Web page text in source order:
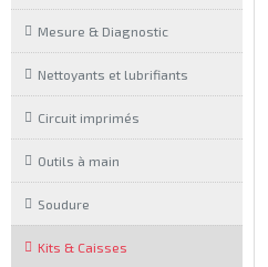
Mesure & Diagnostic
Nettoyants et lubrifiants
Circuit imprimés
Outils à main
Soudure
Kits & Caisses